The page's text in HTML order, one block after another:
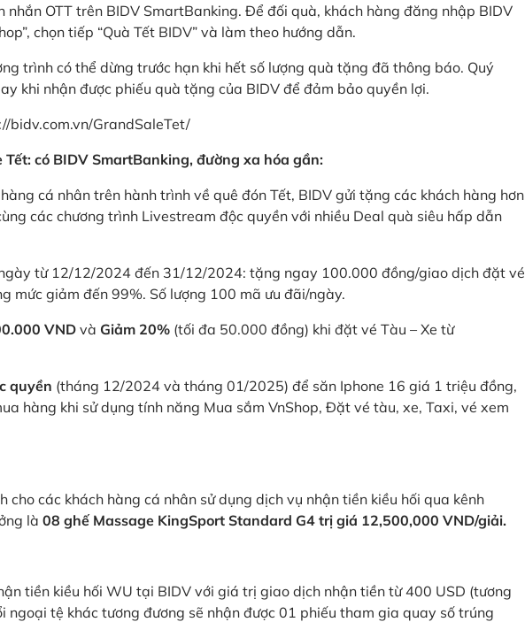
OTT trên BIDV SmartBanking. Để đối quà, khách hàng đăng nhập BIDV
chọn tiếp “Quà Tết BIDV” và làm theo hướng dẫn.
trình có thể dừng trước hạn khi hết số lượng quà tặng đã thông báo. Quý
khi nhận được phiếu quà tặng của BIDV để đảm bảo quyền lợi.
bidv.com.vn/GrandSaleTet/
có BIDV SmartBanking, đường xa hóa gần:
cá nhân trên hành trình về quê đón Tết, BIDV gửi tặng các khách hàng hơn
các chương trình Livestream độc quyền với nhiều Deal quà siêu hấp dẫn
từ 12/12/2024 đến 31/12/2024: tặng ngay 100.000 đồng/giao dịch đặt vé
mức giảm đến 99%. Số lượng 100 mã ưu đãi/ngày.
VND và Giảm 20% (tối đa 50.000 đồng) khi đặt vé Tàu – Xe từ
quyền (tháng 12/2024 và tháng 01/2025) để săn Iphone 16 giá 1 triệu đồng,
hàng khi sử dụng tính năng Mua sắm VnShop, Đặt vé tàu, xe, Taxi, vé xem
cho các khách hàng cá nhân sử dụng dịch vụ nhận tiền kiều hối qua kênh
là 08 ghế Massage KingSport Standard G4 trị giá 12,500,000 VND/giải.
tiền kiều hối WU tại BIDV với giá trị giao dịch nhận tiền từ 400 USD (tương
ngoại tệ khác tương đương sẽ nhận được 01 phiếu tham gia quay số trúng